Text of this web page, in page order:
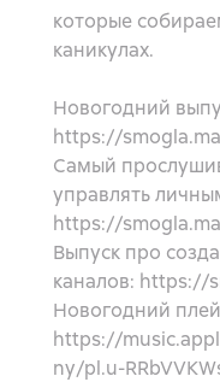
которые
каникулах.
Новогодний
https://
Самый
управлять
https://
Выпуск про
каналов: https://
Новогодний
https://
ny/pl.u-